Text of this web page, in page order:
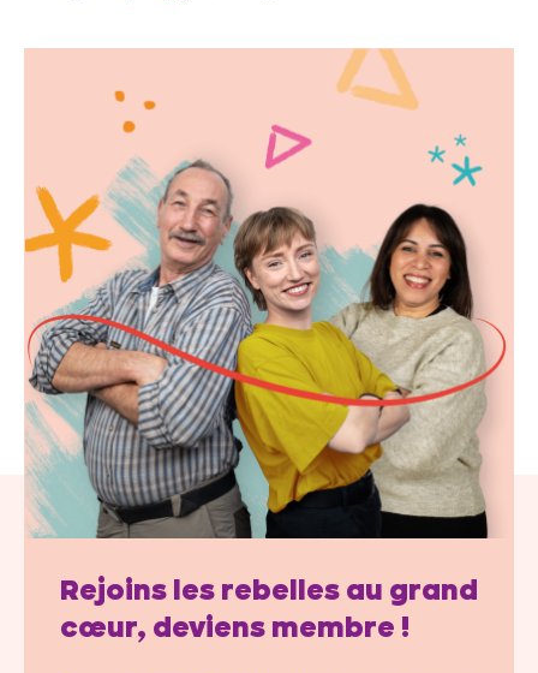
Rejoins les rebelles au grand
cœur, deviens membre !